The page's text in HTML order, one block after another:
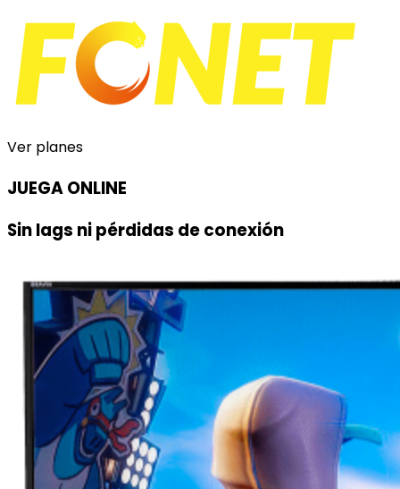
Ver planes
JUEGA ONLINE
Sin lags ni pérdidas de conexión